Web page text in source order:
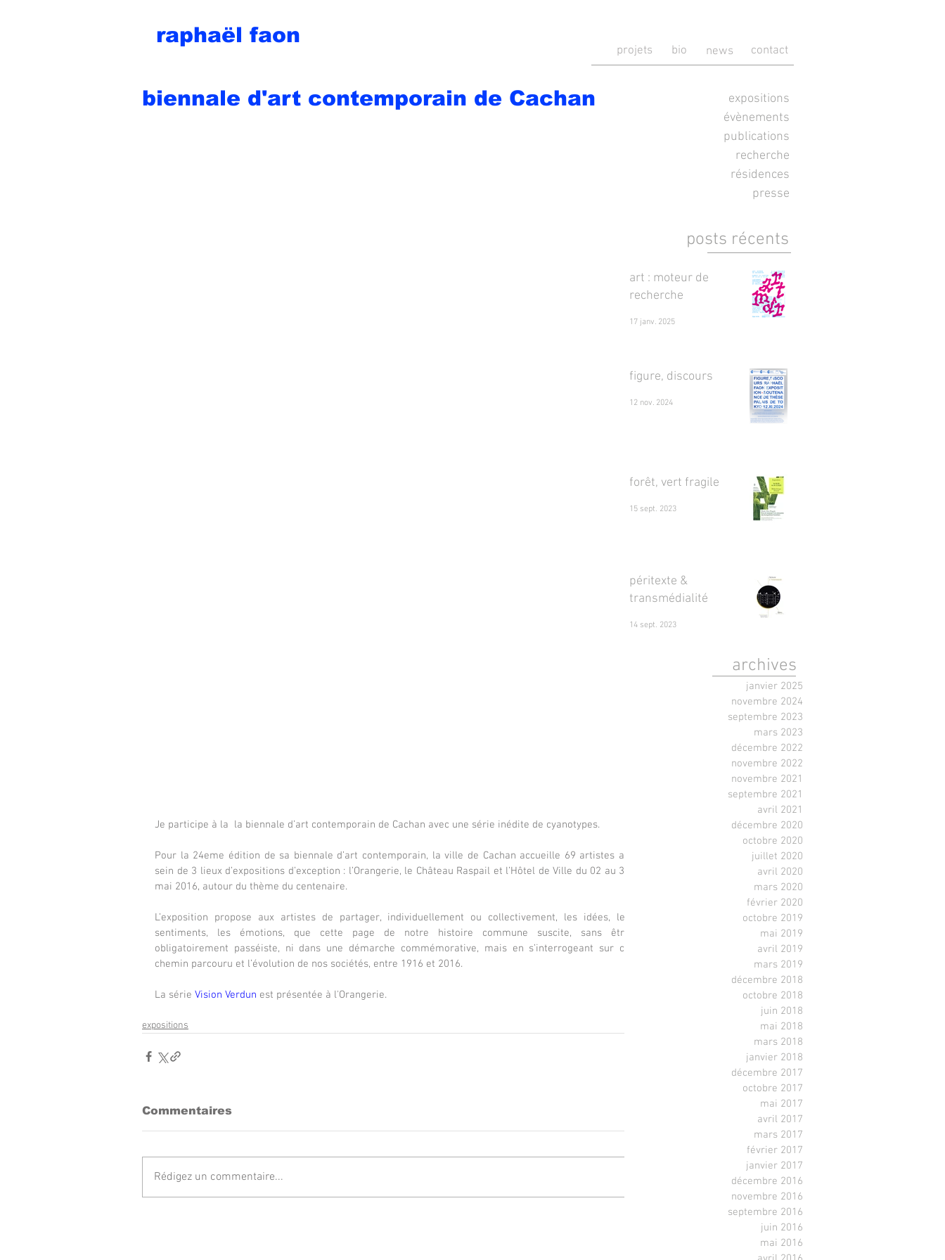
raphaël faon
biennale d'art contemporain de Cachan
Je participe à la  la biennale d’art contemporain de Cachan avec une série inédite de cyanotypes.
Pour la 24eme édition de sa biennale d’art contemporain, la ville de Cachan accueille 69 artistes au
sein de 3 lieux d’expositions d’exception : l’Orangerie, le Château Raspail et l’Hôtel de Ville du 02 au 31
mai 2016, autour du thème du centenaire.
L’exposition propose aux artistes de partager, individuellement ou collectivement, les idées, les
sentiments, les émotions, que cette page de notre histoire commune suscite, sans être
obligatoirement passéiste, ni dans une démarche commémorative, mais en s’interrogeant sur ce
chemin parcouru et l’évolution de nos sociétés, entre 1916 et 2016.
La série Vision Verdun est présentée à l'Orangerie.
expositions
Commentaires
Rédigez un commentaire...
expositions
évènements
publications
recherche
résidences
presse
posts récents
art : moteur de
recherche
17 janv. 2025
figure, discours
12 nov. 2024
forêt, vert fragile
15 sept. 2023
péritexte &
transmédialité
14 sept. 2023
janvier 2025
novembre 2024
septembre 2023
mars 2023
décembre 2022
novembre 2022
novembre 2021
septembre 2021
avril 2021
décembre 2020
octobre 2020
juillet 2020
avril 2020
mars 2020
février 2020
octobre 2019
mai 2019
avril 2019
mars 2019
décembre 2018
octobre 2018
juin 2018
mai 2018
mars 2018
janvier 2018
décembre 2017
octobre 2017
mai 2017
avril 2017
mars 2017
février 2017
janvier 2017
décembre 2016
novembre 2016
septembre 2016
juin 2016
mai 2016
archives
projets bio news contact